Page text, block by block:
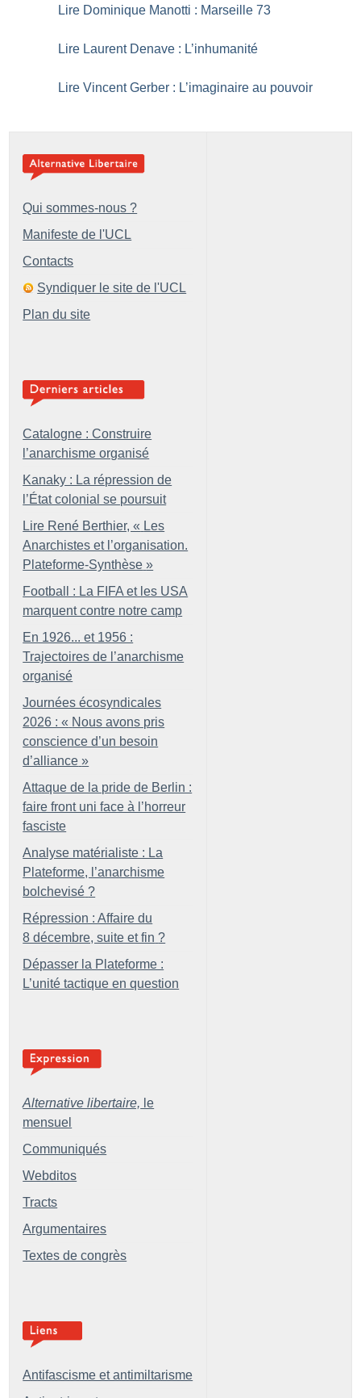
Lire Dominique Manotti : Marseille 73
Lire Laurent Denave : L’inhumanité
Lire Vincent Gerber : L’imaginaire au pouvoir
Qui sommes-nous ?
Manifeste de l'UCL
Contacts
Syndiquer le site de l'UCL
Plan du site
Catalogne : Construire
l’anarchisme organisé
Kanaky : La répression de
l’État colonial se poursuit
Lire René Berthier, « Les
Anarchistes et l’organisation.
Plateforme-Synthèse »
Football : La FIFA et les USA
marquent contre notre camp
En 1926... et 1956 :
Trajectoires de l’anarchisme
organisé
Journées écosyndicales
2026 : « Nous avons pris
conscience d’un besoin
d’alliance »
Attaque de la pride de Berlin :
faire front uni face à l’horreur
fasciste
Analyse matérialiste : La
Plateforme, l’anarchisme
bolchevisé ?
Répression : Affaire du
8 décembre, suite et fin ?
Dépasser la Plateforme :
L’unité tactique en question
Alternative libertaire, le
mensuel
Communiqués
Webditos
Tracts
Argumentaires
Textes de congrès
Antifascisme et antimiltarisme